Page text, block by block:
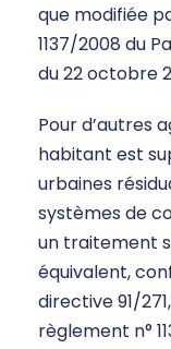
que modifiée
1137/2008 du
du 22 octobre
Pour d’autres
habitant est
urbaines
systèmes de
un traitement
équivalent,
directive 91/
règlement n°